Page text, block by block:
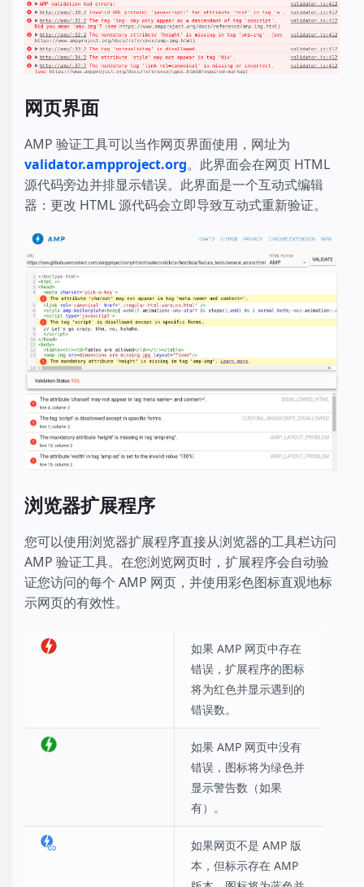
网页界面
AMP 验证工具可以当作网页界面使用，网址为
validator.ampproject.org。此界面会在网页 HTML
源代码旁边并排显示错误。此界面是一个互动式编辑
器：更改 HTML 源代码会立即导致互动式重新验证。
浏览器扩展程序
您可以使用浏览器扩展程序直接从浏览器的工具栏访问
AMP 验证工具。在您浏览网页时，扩展程序会自动验
证您访问的每个 AMP 网页，并使用彩色图标直观地标
示网页的有效性。
如果 AMP 网页中存在
错误，扩展程序的图标
将为红色并显示遇到的
错误数。
如果 AMP 网页中没有
错误，图标将为绿色并
显示警告数（如果
有）。
如果网页不是 AMP 版
本，但标示存在 AMP